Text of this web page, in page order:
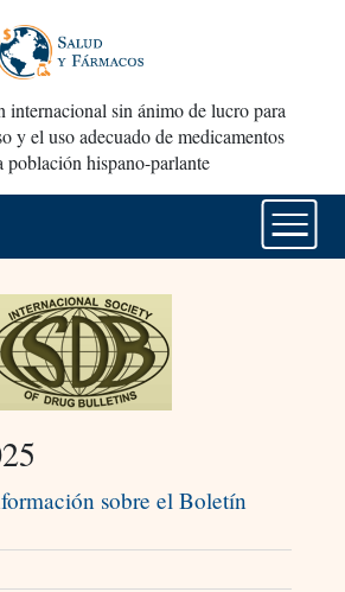
internacional sin ánimo de lucro para
y el uso adecuado de medicamentos
población hispano-parlante
sobre el Boletín